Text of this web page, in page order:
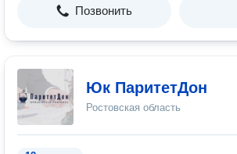
Позвонить
Юк ПаритетДон
Ростовская область